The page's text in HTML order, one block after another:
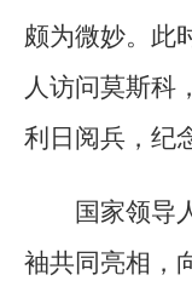
颇为微妙。此
人访问莫斯科
利日阅兵，纪
国家领导
袖共同亮相，